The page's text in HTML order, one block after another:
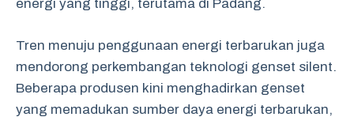
energi yang tinggi, terutama di Padang.
Tren menuju penggunaan energi terbarukan juga
mendorong perkembangan teknologi genset silent.
Beberapa produsen kini menghadirkan genset
yang memadukan sumber daya energi terbarukan,